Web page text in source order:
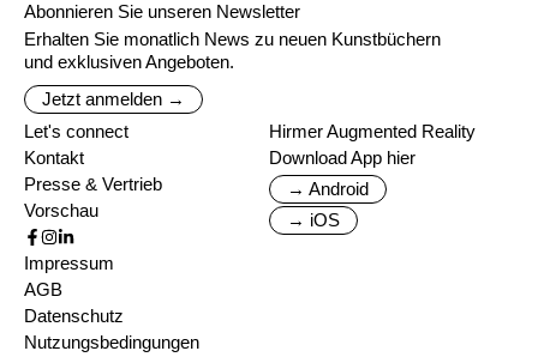
Abonnieren Sie unseren Newsletter
Erhalten Sie monatlich News zu neuen Kunstbüchern
und exklusiven Angeboten.
Jetzt anmelden →
Let's connect
Kontakt
Presse & Vertrieb
Vorschau
Hirmer Augmented Reality
Download App hier
→ Android
→ iOS
Impressum
AGB
Datenschutz
Nutzungsbedingungen